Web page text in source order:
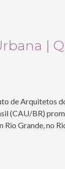
|
de Arquitetos
(CAU/BR)
Grande, no